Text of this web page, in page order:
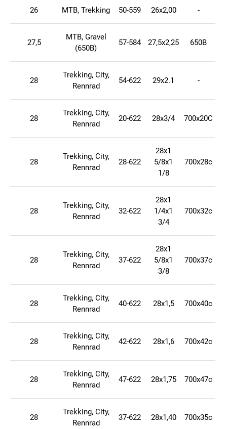
26 MTB, Trekking 50-559 26x2,00 -
27,5
MTB, Gravel
(650B)
57-584 27,5x2,25 650B
28
Trekking, City,
Rennrad
54-622 29x2.1 -
28
Trekking, City,
Rennrad
20-622 28x3/4 700x20C
28
Trekking, City,
Rennrad
28-622
28x1
5/8x1
1/8
700x28c
28
Trekking, City,
Rennrad
32-622
28x1
1/4x1
3/4
700x32c
28
Trekking, City,
Rennrad
37-622
28x1
5/8x1
3/8
700x37c
28
Trekking, City,
Rennrad
40-622 28x1,5 700x40c
28
Trekking, City,
Rennrad
42-622 28x1,6 700x42c
28
Trekking, City,
Rennrad
47-622 28x1,75 700x47c
28
Trekking, City,
Rennrad
37-622 28x1,40 700x35c